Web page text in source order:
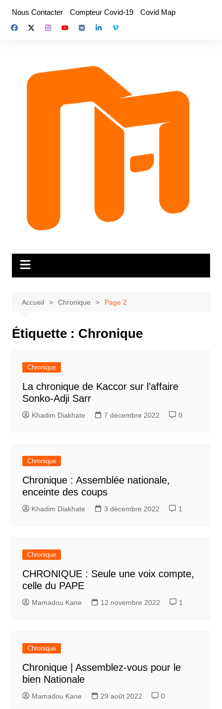
contenu
Nous Contacter Compteur Covid-19 Covid Map
Accueil Chronique Page 2
Étiquette : Chronique
Chronique
La chronique de Kaccor sur l’affaire
Sonko-Adji Sarr
Khadim Diakhate 7 décembre 2022 0
Chronique
Chronique : Assemblée nationale,
enceinte des coups
Khadim Diakhate 3 décembre 2022 1
Chronique
CHRONIQUE : Seule une voix compte,
celle du PAPE
Mamadou Kane 12 novembre 2022 1
Chronique
Chronique | Assemblez-vous pour le
bien Nationale
Mamadou Kane 29 août 2022 0